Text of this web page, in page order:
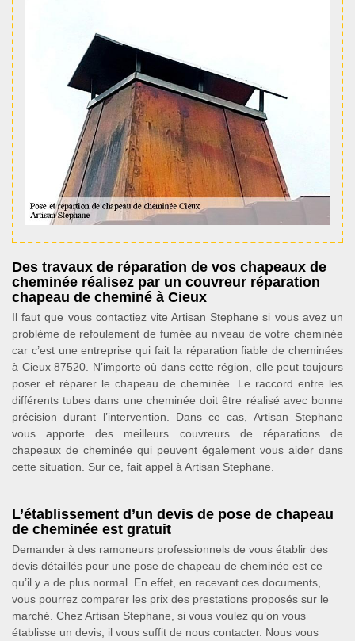
Des travaux de réparation de vos chapeaux de
cheminée réalisez par un couvreur réparation
chapeau de cheminé à Cieux
Il faut que vous contactiez vite Artisan Stephane si vous avez un
problème de refoulement de fumée au niveau de votre cheminée
car c’est une entreprise qui fait la réparation fiable de cheminées
à Cieux 87520. N’importe où dans cette région, elle peut toujours
poser et réparer le chapeau de cheminée. Le raccord entre les
différents tubes dans une cheminée doit être réalisé avec bonne
précision durant l’intervention. Dans ce cas, Artisan Stephane
vous apporte des meilleurs couvreurs de réparations de
chapeaux de cheminée qui peuvent également vous aider dans
cette situation. Sur ce, fait appel à Artisan Stephane.
L’établissement d’un devis de pose de chapeau
de cheminée est gratuit
Demander à des ramoneurs professionnels de vous établir des
devis détaillés pour une pose de chapeau de cheminée est ce
qu’il y a de plus normal. En effet, en recevant ces documents,
vous pourrez comparer les prix des prestations proposés sur le
marché. Chez Artisan Stephane, si vous voulez qu’on vous
établisse un devis, il vous suffit de nous contacter. Nous vous